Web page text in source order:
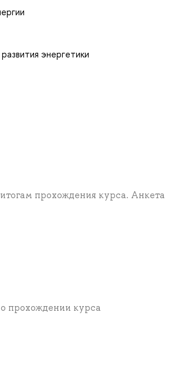
энергетики
прохождения курса. Анкета
прохождении курса